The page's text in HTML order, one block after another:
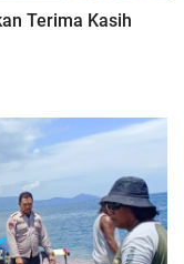
Terima Kasih